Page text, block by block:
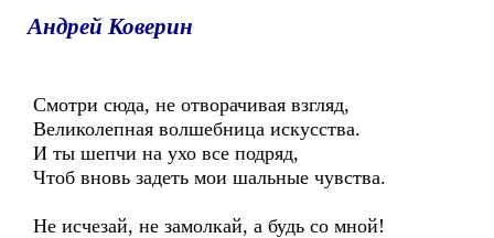
Андрей Коверин
Смотри сюда, не отворачивая взгляд,
Великолепная волшебница искусства.
И ты шепчи на ухо все подряд,
Чтоб вновь задеть мои шальные чувства.
Не исчезай, не замолкай, а будь со мной!